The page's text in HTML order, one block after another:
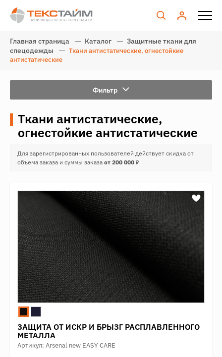
Главная страница Каталог
Защитные ткани для
спецодежды
Ткани антистатические, огнестойкие
антистатические
Фильтр
Ткани антистатические,
огнестойкие антистатические
Для зарегистрированных пользователей действует скидка от
объема заказа и суммы заказа от 200 000 7
ЗАЩИТА ОТ ИСКР И БРЫЗГ РАСПЛАВЛЕННОГО
МЕТАЛЛА
Артикул: Arsenal new EASY CARE